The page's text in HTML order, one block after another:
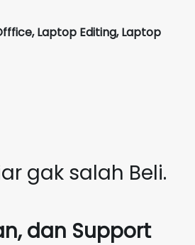
Laptop Editing, Laptop
gak salah Beli.
dan Support